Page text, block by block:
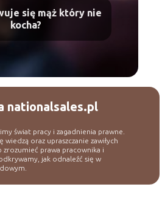
się mąż który nie
kocha?
nationalsales.pl
świat pracy i zagadnienia prawne.
oraz upraszczanie zawiłych
zrozumieć prawa pracownika i
jak odnaleźć się w